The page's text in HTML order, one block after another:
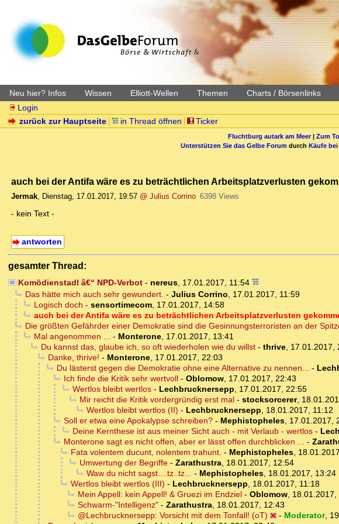
Neu hier? Infos Wissen Elliott-Wellen Themen Charts / Börsenlinks
Login
zurück zur Hauptseite
in Thread öffnen Ticker
Fluchtburg autark am Meer| Zum
Unterstützen Sie das Gelbe Forum durch Käufe
auch bei der Antifa wäre es zu beträchtlichen Arbeitsplatzverlusten
Jermak, Dienstag, 17.01.2017, 19:57 @ Julius Corrino 6398 Views
- kein Text -
antworten
gesamter Thread:
Komödienstadl â€“ NPD-Verbot- nereus, 17.01.2017, 11:54
Das hätte mich auch sehr gewundert. - Julius Corrino, 17.01.2017, 11:59
Logisch doch - sensortimecom, 17.01.2017, 14:58
auch bei der Antifa wäre es zu beträchtlichen Arbeitsplatzverlusten
Die größten Gefährder einer Demokratie sind die Gesinnungsterroristen an der
Mal angenommen ... - Monterone, 17.01.2017, 13:41
Du kannst das, glaube ich, so oft wiederholen wie du willst- thrive, 17.01.2017,
Danke, thrive! - Monterone, 17.01.2017, 22:03
Du lästerst gegen die Demokratie ohne eine Alternative zu nennen... -
Ich finde die Kritik sehr wertvoll- Oblomow, 17.01.2017, 22:43
Wertlos bleibt wertlos- Lechbrucknersepp, 17.01.2017, 22:55
Mir reicht die Kritik vordergründig erst mal- stocksorcerer,
Wertlos bleibt wertlos (II) - Lechbrucknersepp, 18.01.2017, 11:12
Soll er etwa eine Apokalypse schreiben?- Mephistopheles, 17.01.2017,
Deine Kernthese ist aus meiner Sicht auch - mit Verlaub - wertlos-
Monterone sagt es nicht offen, aber er lässt offen durchblicken ... -
Fata volentem ducunt, nolentem trahunt. - Mephistopheles,
Umwertung der Begriffe- Zarathustra, 18.01.2017, 12:54
Waw du nicht sagst....tz..tz... - Mephistopheles, 18.01.2017, 13:24
Wertlos bleibt wertlos (III) - Lechbrucknersepp, 18.01.2017, 11:18
Mein Appell: kein Appell! & Gruezi im Endziel- Oblomow, 18.01.2017,
Schwarm-"Intelligenz"- Zarathustra, 18.01.2017, 12:43
@Lechbrucknersepp: Vorsicht mit dem Tonfall! (oT)
- Moderator,